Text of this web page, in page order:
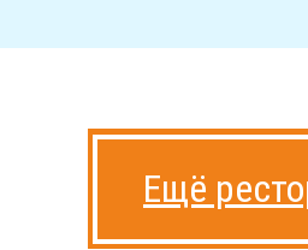
Ещё